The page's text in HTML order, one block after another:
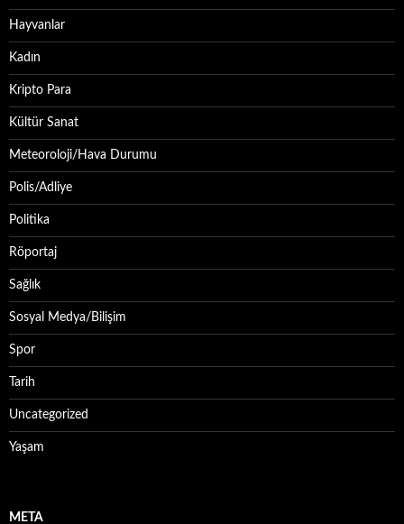
Hayvanlar
Kadın
Kripto Para
Kültür Sanat
Meteoroloji/Hava Durumu
Polis/Adliye
Politika
Röportaj
Sağlık
Sosyal Medya/Bilişim
Spor
Tarih
Uncategorized
Yaşam
META